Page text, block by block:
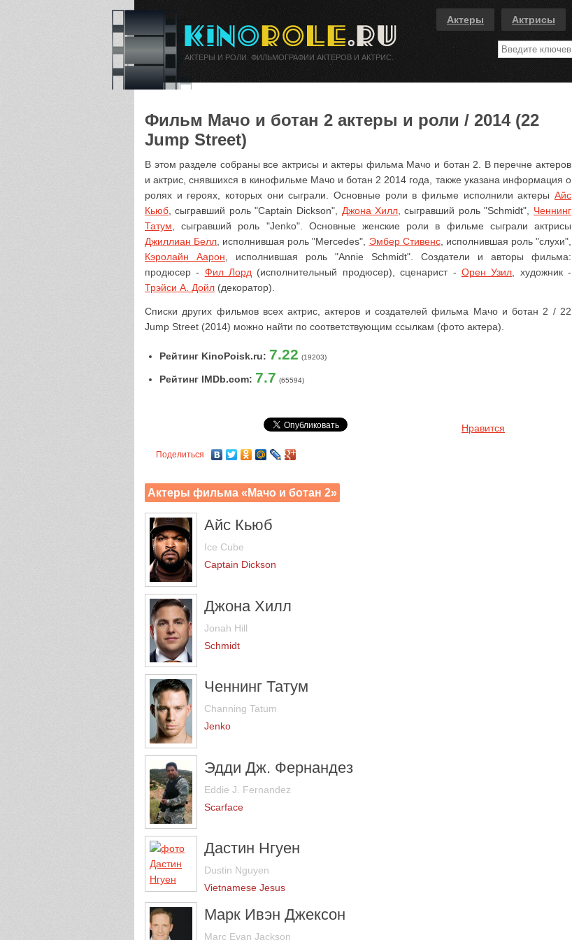
Актеры Актрисы
Фильм Мачо и ботан 2 актеры и роли / 2014 (22
Jump Street)
В этом разделе собраны все актрисы и актеры фильма Мачо и ботан 2. В перечне актеров
и актрис, снявшихся в кинофильме Мачо и ботан 2 2014 года, также указана информация о
ролях и героях, которых они сыграли. Основные роли в фильме исполнили актеры Айс
Кьюб , сыгравший роль "Captain Dickson", Джона Хилл , сыгравший роль "Schmidt", Ченнинг
Татум , сыгравший роль "Jenko". Основные женские роли в фильме сыграли актрисы
Джиллиан Белл , исполнившая роль "Mercedes", Эмбер Стивенс, исполнившая роль "слухи",
Кэролайн Аарон , исполнившая роль "Annie Schmidt". Создатели и авторы фильма:
продюсер - Фил Лорд (исполнительный продюсер), сценарист - Орен Узил , художник -
Трэйси А. Дойл (декоратор).
Списки других фильмов всех актрис, актеров и создателей фильма Мачо и ботан 2 / 22
Jump Street (2014) можно найти по соответствующим ссылкам (фото актера).
Рейтинг KinoPoisk.ru: 7.22 (19203)
Рейтинг IMDb.com: 7.7 (65594)
Нравится
Поделиться
Актеры фильма «Мачо и ботан 2»
Айс Кьюб
Ice Cube
Captain Dickson
Джона Хилл
Jonah Hill
Schmidt
Ченнинг Татум
Channing Tatum
Jenko
Эдди Дж. Фернандез
Eddie J. Fernandez
Scarface
Дастин Нгуен
Dustin Nguyen
Vietnamese Jesus
Марк Ивэн Джексон
Marc Evan Jackson
АКТЕРЫ И РОЛИ. ФИЛЬМОГРАФИИ АКТЕРОВ И АКТРИС.